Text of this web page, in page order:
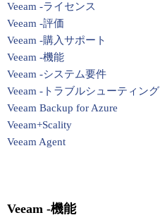
Veeam -ライセンス
Veeam -評価
Veeam -購入サポート
Veeam -機能
Veeam -システム要件
Veeam -トラブルシューティング
Veeam Backup for Azure
Veeam+Scality
Veeam Agent
Veeam -機能